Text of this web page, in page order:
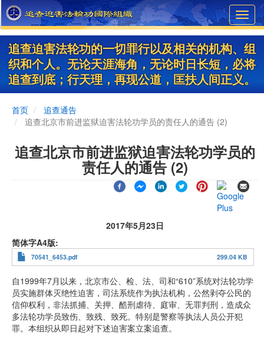
Skip
to
main
content
追查迫害法轮功的一切罪行以及相关的机构、组
织和个人。无论天涯海角，无论时日长短，必将
追查到底；行天理，再现公道，匡扶人间正义。
首页
追查通告
追查北京市前进监狱迫害法轮功学员的责任人的通告 (2)
追查北京市前进监狱迫害法轮功学员的
责任人的通告 (2)
2017年5月23日
简体字A4版
70541_6453.pdf 299.04 KB
自1999年7月以来，北京市公、检、法、司和“610”系统对法轮功学
员实施群体灭绝性迫害，司法系统作为执法机构，公然剥夺公民的
信仰权利，非法抓捕、关押、酷刑虐待、庭审、无罪判刑，造成众
多法轮功学员致伤、致残、致死。特别是警察等执法人员公开犯
罪。本组织从即日起对下述迫害案立案追查。